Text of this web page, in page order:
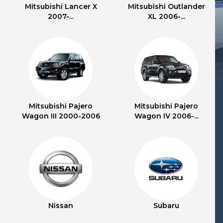
Mitsubishi Lancer X
2007-...
Mitsubishi Outlander
XL 2006-...
Mitsubishi Pajero
Wagon III 2000-2006
Mitsubishi Pajero
Wagon IV 2006-...
Nissan Subaru